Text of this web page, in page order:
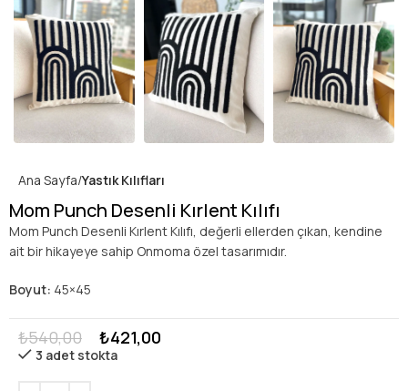
Ana Sayfa Yastık Kılıfları
Mom Punch Desenli Kırlent Kılıfı
Mom Punch Desenli Kırlent Kılıfı, değerli ellerden çıkan, kendine
ait bir hikayeye sahip Onmoma özel tasarımıdır.
Boyut: 45×45
₺540,00 ₺421,00
3 adet stokta